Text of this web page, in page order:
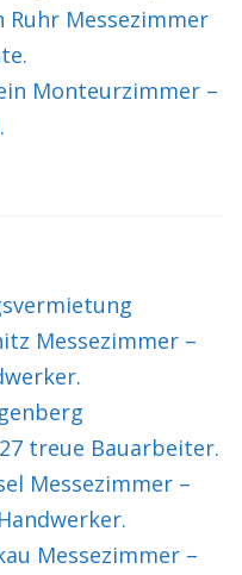
Messezimmer
Monteurzimmer –
Messezimmer –
treue Bauarbeiter.
Messezimmer –
Messezimmer –